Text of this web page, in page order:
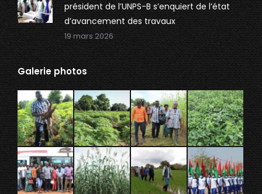
président de l’UNPS-B s’enquiert de l’état
d’avancement des travaux
19 mars 2026
Galerie photos